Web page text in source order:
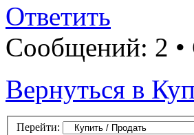
Ответить
Сообщений: 2 •
Вернуться в
Перейти: